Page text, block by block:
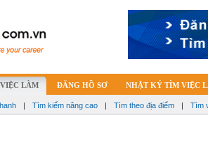
LÀM ĐĂNG HỒ SƠ NHẬT KÝ TÌM VIỆC
| Tìm kiếm nâng cao | Tìm theo địa điểm | Tìm